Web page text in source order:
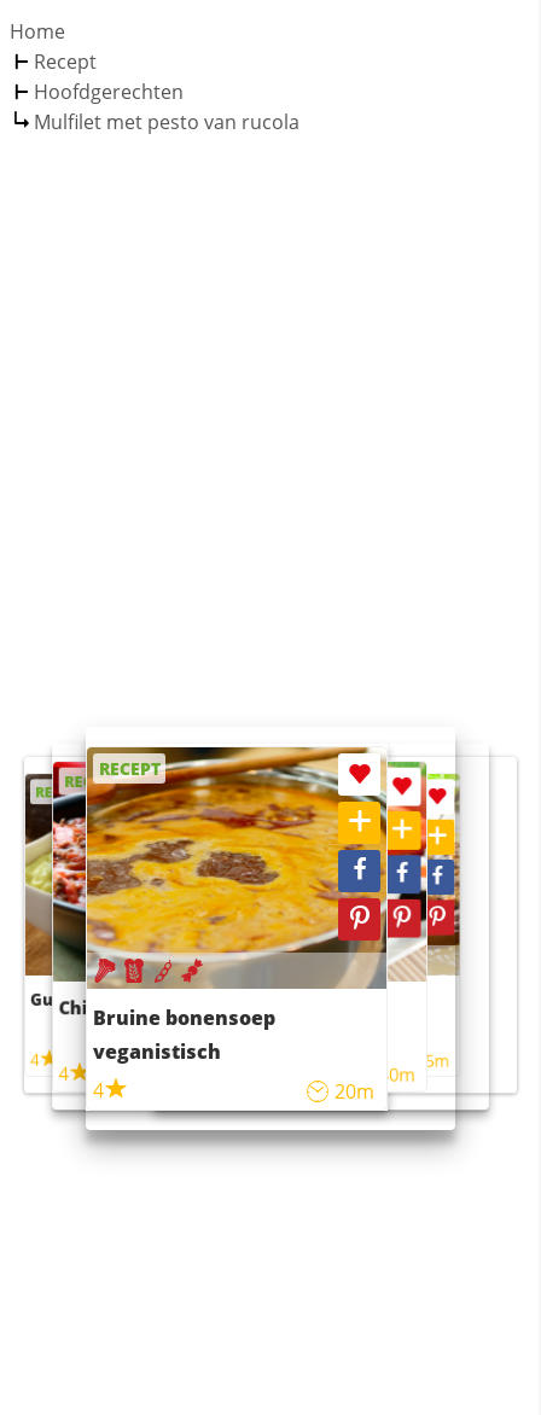
Home
Recept
Hoofdgerechten
Mulfilet met pesto van rucola
RECEPT
Guacamole
4
RECEPT
Chili con carne
4 45m
RECEPT
Bruine bonensoep
veganistisch
4
20m
RECEPT
Sushi rijstsalade
maaltijdsalade
40m
RECEPT
4 55m